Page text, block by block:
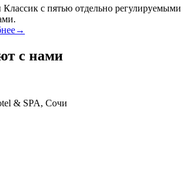
с пятью отдельно регулируемыми
→
с нами
& SPA, Сочи